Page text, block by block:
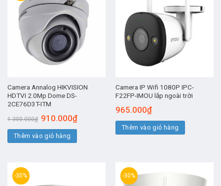
Camera Annalog HIKVISION
HDTVI 2.0Mp Dome DS-
2CE76D3T-ITM
1.300.000₫ Giá
gốc
là:
1.300.000₫.
910.000₫Giá
Thêm vào giỏ hàng
Camera IP Wifi 1080P IPC-
F22FP-IMOU lắp ngoài trời
965.000₫
Thêm vào giỏ hàng
-30% -30%